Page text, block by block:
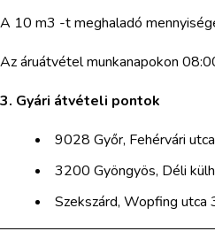
A 10 m3 -t meghaladó
Az áruátvétel munkanapokon
3. Gyári átvételi pontok
9028 Győr, Fehérvári
3200 Gyöngyös, Déli
Szekszárd, Wopfing utca